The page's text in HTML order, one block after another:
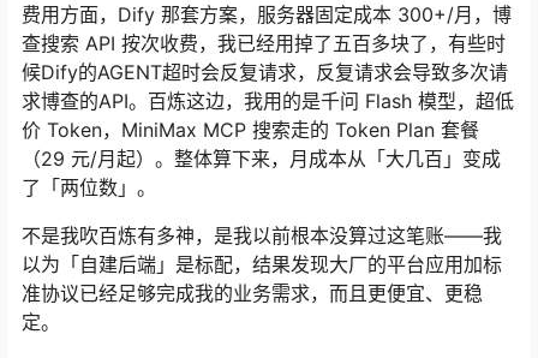
费用方面，Dify 那套方案，服务器固定成本 300+/月，博
查搜索 API 按次收费，我已经用掉了五百多块了，有些时
候Dify的AGENT超时会反复请求，反复请求会导致多次请
求博查的API。百炼这边，我用的是千问 Flash 模型，超低
价 Token，MiniMax MCP 搜索走的 Token Plan 套餐
（29 元/月起）。整体算下来，月成本从「大几百」变成
了「两位数」。
不是我吹百炼有多神，是我以前根本没算过这笔账——我
以为「自建后端」是标配，结果发现大厂的平台应用加标
准协议已经足够完成我的业务需求，而且更便宜、更稳
定。